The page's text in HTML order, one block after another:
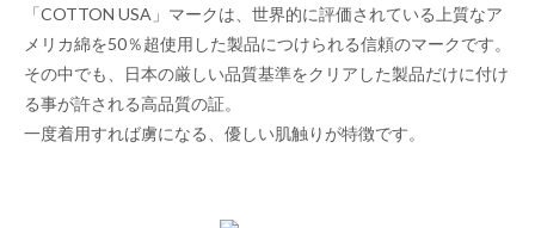
「COTTON USA」マークは、世界的に評価されている上質なア
メリカ綿を50％超使用した製品につけられる信頼のマークです。
その中でも、日本の厳しい品質基準をクリアした製品だけに付け
る事が許される高品質の証。
一度着用すれば虜になる、優しい肌触りが特徴です。